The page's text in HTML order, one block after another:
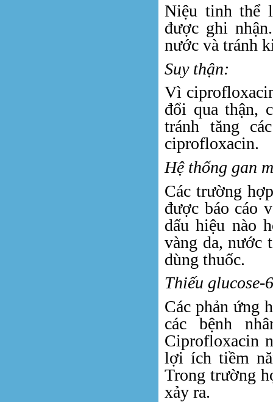
Niệu tinh thể
được ghi
nước và tránh
Suy thận:
Vì
đổi qua thận,
tránh tăng
ciprofloxacin.
Hệ thống gan
Các trường
được báo cáo
dấu hiệu nào
vàng da, nước
dùng thuốc.
Thiếu glucose-
Các phản ứng
các bệnh
Ciprofloxacin
lợi ích tiềm
Trong trường
xảy ra.